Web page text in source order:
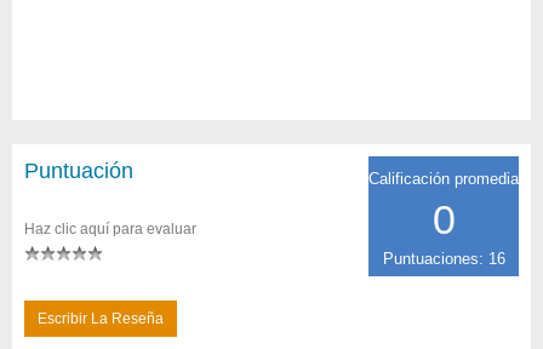
Calificación promedia
0
Puntuaciones: 16
Puntuación
Haz clic aquí para evaluar
Escribir La Reseña